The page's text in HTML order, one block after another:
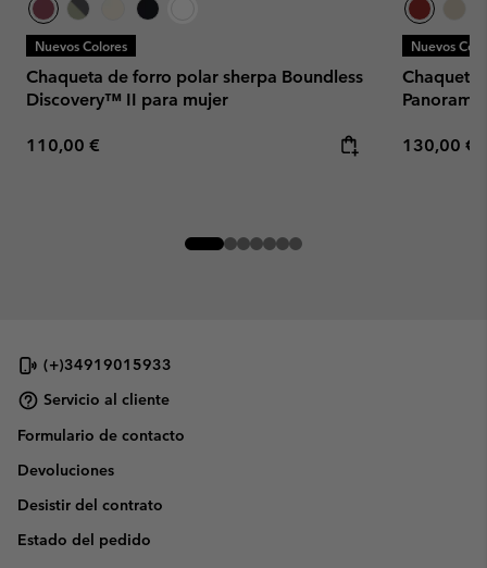
Nuevos Colores
Chaqueta de forro polar sherpa Boundless
Discovery™ II para mujer
Regular price:
110,00 €
Nuevos
Chaqueta
Regular
130,00 €
(+)34919015933
Servicio al cliente
Formulario de contacto
Devoluciones
Desistir del contrato
Estado del pedido